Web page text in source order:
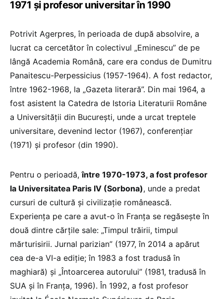
1971 și profesor universitar în 1990
Potrivit Agerpres, în perioada de după absolvire, a
lucrat ca cercetător în colectivul „Eminescu” de pe
lângă Academia Română, care era condus de Dumitru
Panaitescu-Perpessicius (1957-1964). A fost redactor,
între 1962-1968, la „Gazeta literară”. Din mai 1964, a
fost asistent la Catedra de Istoria Literaturii Române
a Universităţii din Bucureşti, unde a urcat treptele
universitare, devenind lector (1967), conferenţiar
(1971) şi profesor (din 1990).
Pentru o perioadă,între 1970-1973, a fost profesor
la Universitatea Paris IV (Sorbona), unde a predat
cursuri de cultură şi civilizaţie românească.
Experienţa pe care a avut-o în Franţa se regăseşte în
două dintre cărţile sale: „Timpul trăirii, timpul
mărturisirii. Jurnal parizian” (1977, în 2014 a apărut
cea de-a VI-a ediţie; în 1983 a fost tradusă în
maghiară) şi „Întoarcerea autorului” (1981, tradusă în
SUA şi în Franţa, 1996). În 1992, a fost profesor